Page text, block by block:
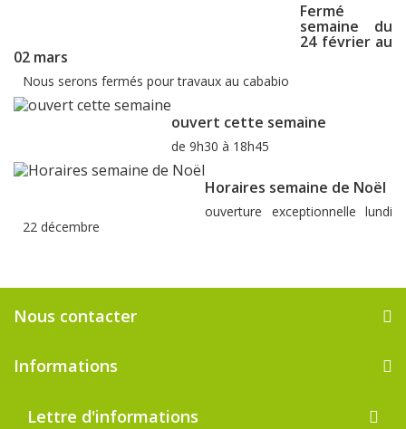
Fermé
semaine du
24 février au
02 mars
Nous serons fermés pour travaux au cababio
ouvert cette semaine
de 9h30 à 18h45
Horaires semaine de Noël
ouverture exceptionnelle lundi
22 décembre
Nous contacter
Informations
Lettre d'informations